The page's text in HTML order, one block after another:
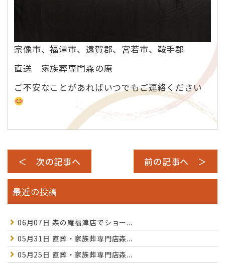
宗像市、福津市、遠賀郡、宮若市、鞍手郡
直送 家族葬専門森の庵
ご不安なことがあればいつでもご連絡ください
＜ 次の記事へ 前の記事へ ＞
最近の投稿
06月07日 森の庵福津店でショー...
05月31日 直葬・家族葬専門店森...
05月25日 直葬・家族葬専門店森...